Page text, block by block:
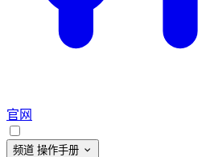
官网
频道 操作手册